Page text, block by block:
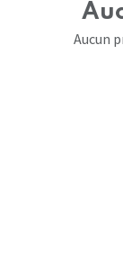
Aucun